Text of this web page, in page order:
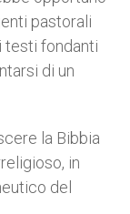
pastorali
testi fondanti
di un
la Bibbia
in
del